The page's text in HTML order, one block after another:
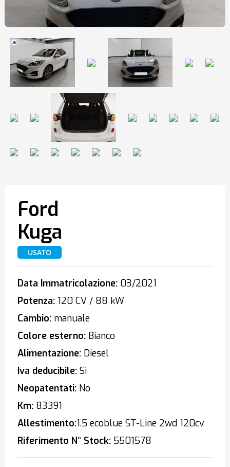
Ford
Kuga
USATO
Data Immatricolazione:03/2021
Potenza:120 CV / 88 kW
Cambio:manuale
Colore esterno:Bianco
Alimentazione:Diesel
Iva deducibile:Sì
Neopatentati:No
Km:83391
Allestimento:1.5 ecoblue ST-Line 2wd 120cv
Riferimento N° Stock:5501578